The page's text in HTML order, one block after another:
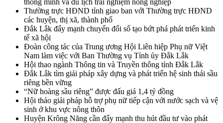
thông minh và du lịch trải nghiệm nông nghiệp
Thường trực HĐND tỉnh giao ban với Thường trực HĐND
các huyện, thị xã, thành phố
Đắk Lắk đẩy mạnh chuyển đổi số tạo bứt phá phát triển kinh
tế xã hội
Đoàn công tác của Trung ương Hội Liên hiệp Phụ nữ Việt
Nam làm việc với Ban Thường vụ Tỉnh ủy Đắk Lắk
Hội thao ngành Thông tin và Truyền thông tỉnh Đắk Lắk
Đắk Lắk tìm giải pháp xây dựng và phát triển hệ sinh thái sầu
riêng bền vững
“Nữ hoàng sầu riêng” được đấu giá 1,4 tỷ đồng
Hội thảo giải pháp hỗ trợ phụ nữ tiếp cận với nước sạch và vệ
sinh ở khu vực nông thôn
Huyện Krông Năng cần đẩy mạnh thu hút đầu tư vào phát